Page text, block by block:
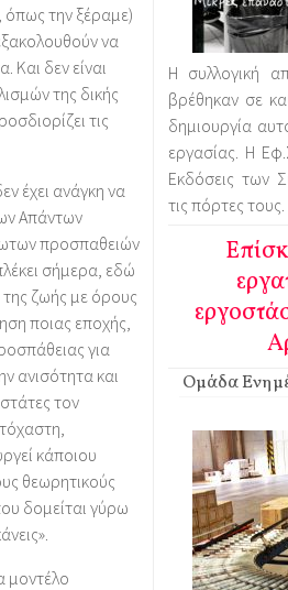
όπως την ξέραμε)
να
Και δεν είναι
της δικής
τις
έχει ανάγκη να
Απάντων
προσπαθειών
σήμερα, εδώ
ζωής με όρους
ποιας εποχής,
για
ανισότητα και
τον
κάποιου
θεωρητικούς
δομείται γύρω
μοντέλο
Η συλλογική
βρέθηκαν σε
δημιουργία
εργασίας. Η
Εκδόσεις των
τις πόρτες τους.
Ομάδα